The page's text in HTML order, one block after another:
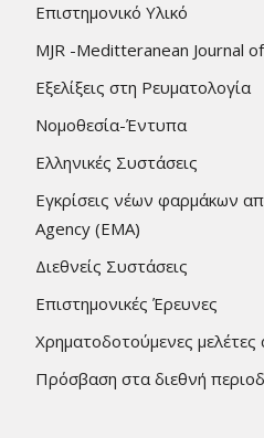
Επιστημονικό Υλικό
MJR -Meditteranean Journal
Εξελίξεις στη Ρευματολογία
Νομοθεσία-Έντυπα
Ελληνικές Συστάσεις
Εγκρίσεις νέων φαρμάκων
Agency (EMA)
Διεθνείς Συστάσεις
Επιστημονικές Έρευνες
Χρηματοδοτούμενες
Πρόσβαση στα διεθνή